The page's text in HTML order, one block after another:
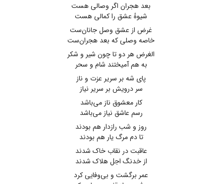
بعد هجران اگر وصالی هست
شیوهٔ عشق را کمالی هست
غرض از عشق وصل جانان‌ست
خاصه وصلی که بعد هجران‌ست
الغرض هر دو تا چون شیر و شکر
به هم آمیختند شام و سحر
پای شه بر سریر عزت و ناز
سر درویش بر سریر نیاز
کار معشوق ناز می‌باشد
رسم عاشق نیاز می‌باشد
روز و شب رازدار هم بودند
تا دم مرگ یار هم بودند
عاقبت در نقاب خاک شدند
از خدنگ اجل هلاک شدند
عمر برگشت و بی‌وفایی کرد